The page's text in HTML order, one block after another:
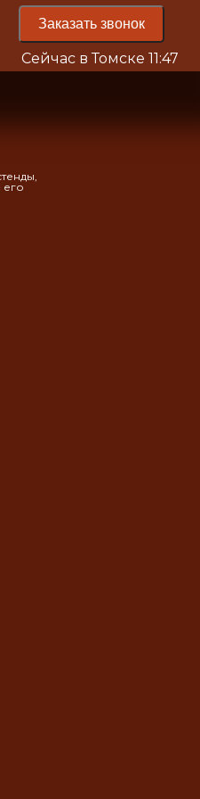
Заказать звонок
Сейчас в Томске 11:47
его